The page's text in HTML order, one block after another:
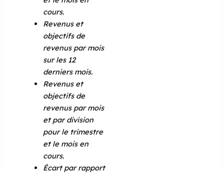
cours.
Revenus et
objectifs de
revenus par mois
sur les 12
derniers mois.
Revenus et
objectifs de
revenus par mois
et par division
pour le trimestre
et le mois en
cours.
Écart par rapport